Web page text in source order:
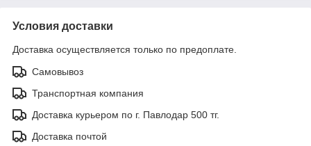
Условия доставки
Доставка осуществляется только по предоплате.
Самовывоз
Транспортная компания
Доставка курьером по г. Павлодар 500 тг.
Доставка почтой